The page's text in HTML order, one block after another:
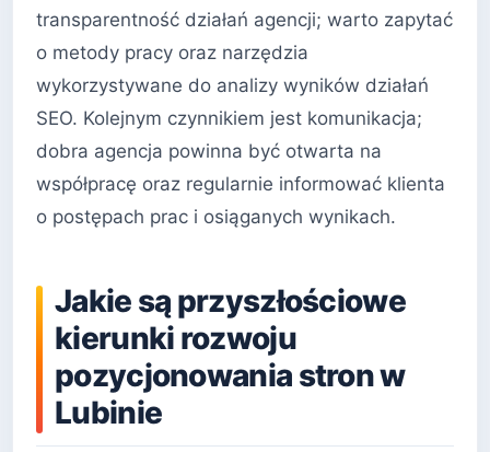
transparentność działań agencji; warto zapytać
o metody pracy oraz narzędzia
wykorzystywane do analizy wyników działań
SEO. Kolejnym czynnikiem jest komunikacja;
dobra agencja powinna być otwarta na
współpracę oraz regularnie informować klienta
o postępach prac i osiąganych wynikach.
Jakie są przyszłościowe
kierunki rozwoju
pozycjonowania stron w
Lubinie